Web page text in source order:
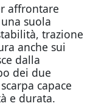
affrontare
suola
trazione
anche sui
dalla
dei due
capace
e durata.